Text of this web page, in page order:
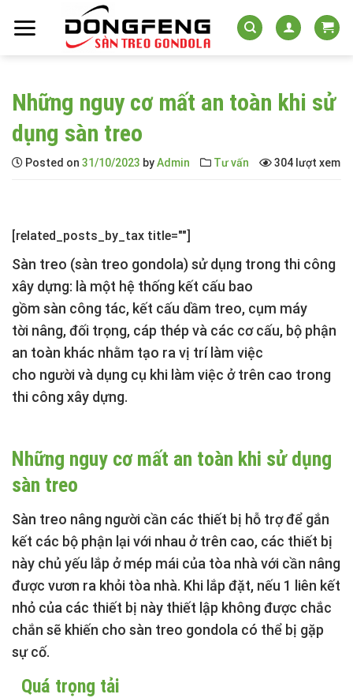
Những nguy cơ mất an toàn khi sử
dụng sàn treo
Posted on 31/10/2023 byAdmin Tư vấn 304 lượt xem
[related_posts_by_tax title=""]
Sàn treo (sàn treo gondola) sử dụng trong thi công
xây dựng: là một hệ thống kết cấu bao
gồm sàn công tác, kết cấu dầm treo, cụm máy
tời nâng, đối trọng, cáp thép và các cơ cấu, bộ phận
an toàn khác nhằm tạo ra vị trí làm việc
cho người và dụng cụ khi làm việc ở trên cao trong
thi công xây dựng.
Những nguy cơ mất an toàn khi sử dụng
sàn treo
Sàn treo nâng người cần các thiết bị hỗ trợ để gắn
kết các bộ phận lại với nhau ở trên cao, các thiết bị
này chủ yếu lắp ở mép mái của tòa nhà với cần nâng
được vươn ra khỏi tòa nhà. Khi lắp đặt, nếu 1 liên kết
nhỏ của các thiết bị này thiết lập không được chắc
chắn sẽ khiến cho sàn treo gondola có thể bị gặp
sự cố.
Quá trọng tải